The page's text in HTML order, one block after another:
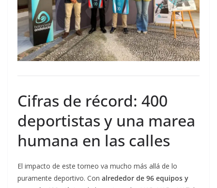
Cifras de récord: 400
deportistas y una marea
humana en las calles
El impacto de este torneo va mucho más allá de lo
puramente deportivo. Con alrededor de 96 equipos y